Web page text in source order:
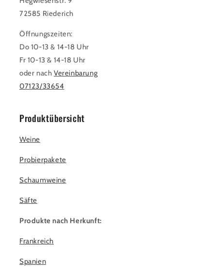
72585 Riederich
Öffnungszeiten:
Do 10-13 & 14-18 Uhr
Fr 10-13 & 14-18 Uhr
oder nach Vereinbarung
07123/33654
Produktübersicht
Weine
Probierpakete
Schaumweine
Säfte
Produkte nach Herkunft:
Frankreich
Spanien